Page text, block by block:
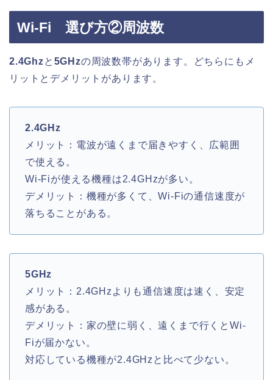
Wi-Fi 選び方②周波数
2.4Ghzと 5GHzの周波数帯があります。どちらにもメ
リットとデメリットがあります。
2.4GHz
メリット：電波が遠くまで届きやすく、広範囲
で使える。
Wi-Fiが使える機種は2.4GHzが多い。
デメリット：機種が多くて、Wi-Fiの通信速度が
落ちることがある。
5GHz
メリット：2.4GHzよりも通信速度は速く、安定
感がある。
デメリット：家の壁に弱く、遠くまで行くとWi-
Fiが届かない。
対応している機種が2.4GHzと比べて少ない。